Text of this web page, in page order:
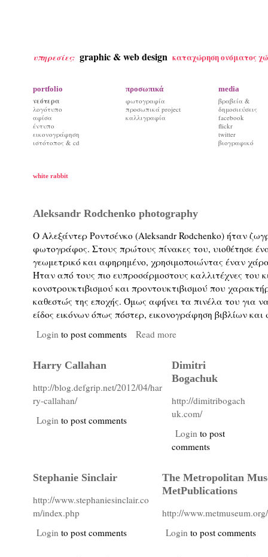
υπηρεσίες: graphic & web design καταχώρηση ονόματος
portfolio
νεότερα
λογότυπο
αφίσα
έντυπο
εικονογράφηση
ιστότοπος & cd
προσωπικά
φωτογραφία
προσωπικά project
καλλιγραφία
media
βραβεία &
δημοσιεύσεις
facebook
flickr
twitter
βιογραφικό
white rabbit
Aleksandr Rodchenko photography
Ο Αλεξάντερ Ροντσένκο (Aleksandr Rodchenko) ήταν
φωτογράφος. Στους πρώτους πίνακες του, υιοθέτησε
γεωμετρικό και αφηρημένο, χρησιμοποιώντας έναν
Ήταν από τους πιο ευπροσάρμοστους καλλιτέχνες του
κονστρουκτιβισμού και προντουκτιβισμού που
καθεστώς της εποχής. Όμως αφήνει τα πινέλα του για
είδος εικόνων όπως πόστερ, εικονογράφηση βιβλίων και
Login to post comments Read more
Harry Callahan
http://blog.defgrip.net/2012/04/har
ry-callahan/
Login to post comments
Dimitri
Bogachuk
http://dimitribogach
uk.com/
Login to post
comments
Stephanie Sinclair
http://www.stephaniesinclair.co
m/index.php
Login to post comments
The Metropolitan
MetPublications
http://
Login to post comments